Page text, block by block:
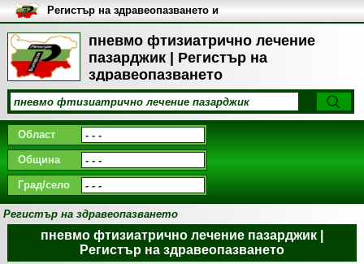
пневмо фтизиатрично лечение
пазарджик | Регистър на
здравеопазването
Регистър на здравеопазването и
медицинските заведения в
България
Област
Община
Град/село
Регистър на здравеопазването
пневмо фтизиатрично лечение пазарджик |
Регистър на здравеопазването